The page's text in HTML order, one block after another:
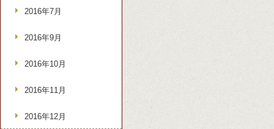
2016年7月
2016年9月
2016年10月
2016年11月
2016年12月